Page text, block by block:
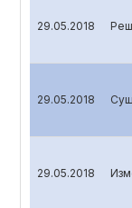
29.05.2018
29.05.2018
29.05.2018